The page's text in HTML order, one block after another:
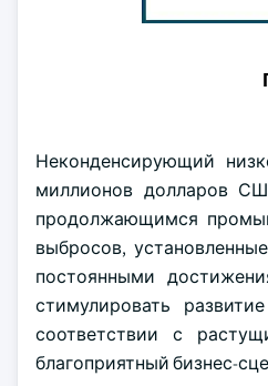
Неконденсирующий
миллионов долларов
продолжающимся
выбросов,
постоянными
стимулировать
соответствии с
благоприятный бизнес-